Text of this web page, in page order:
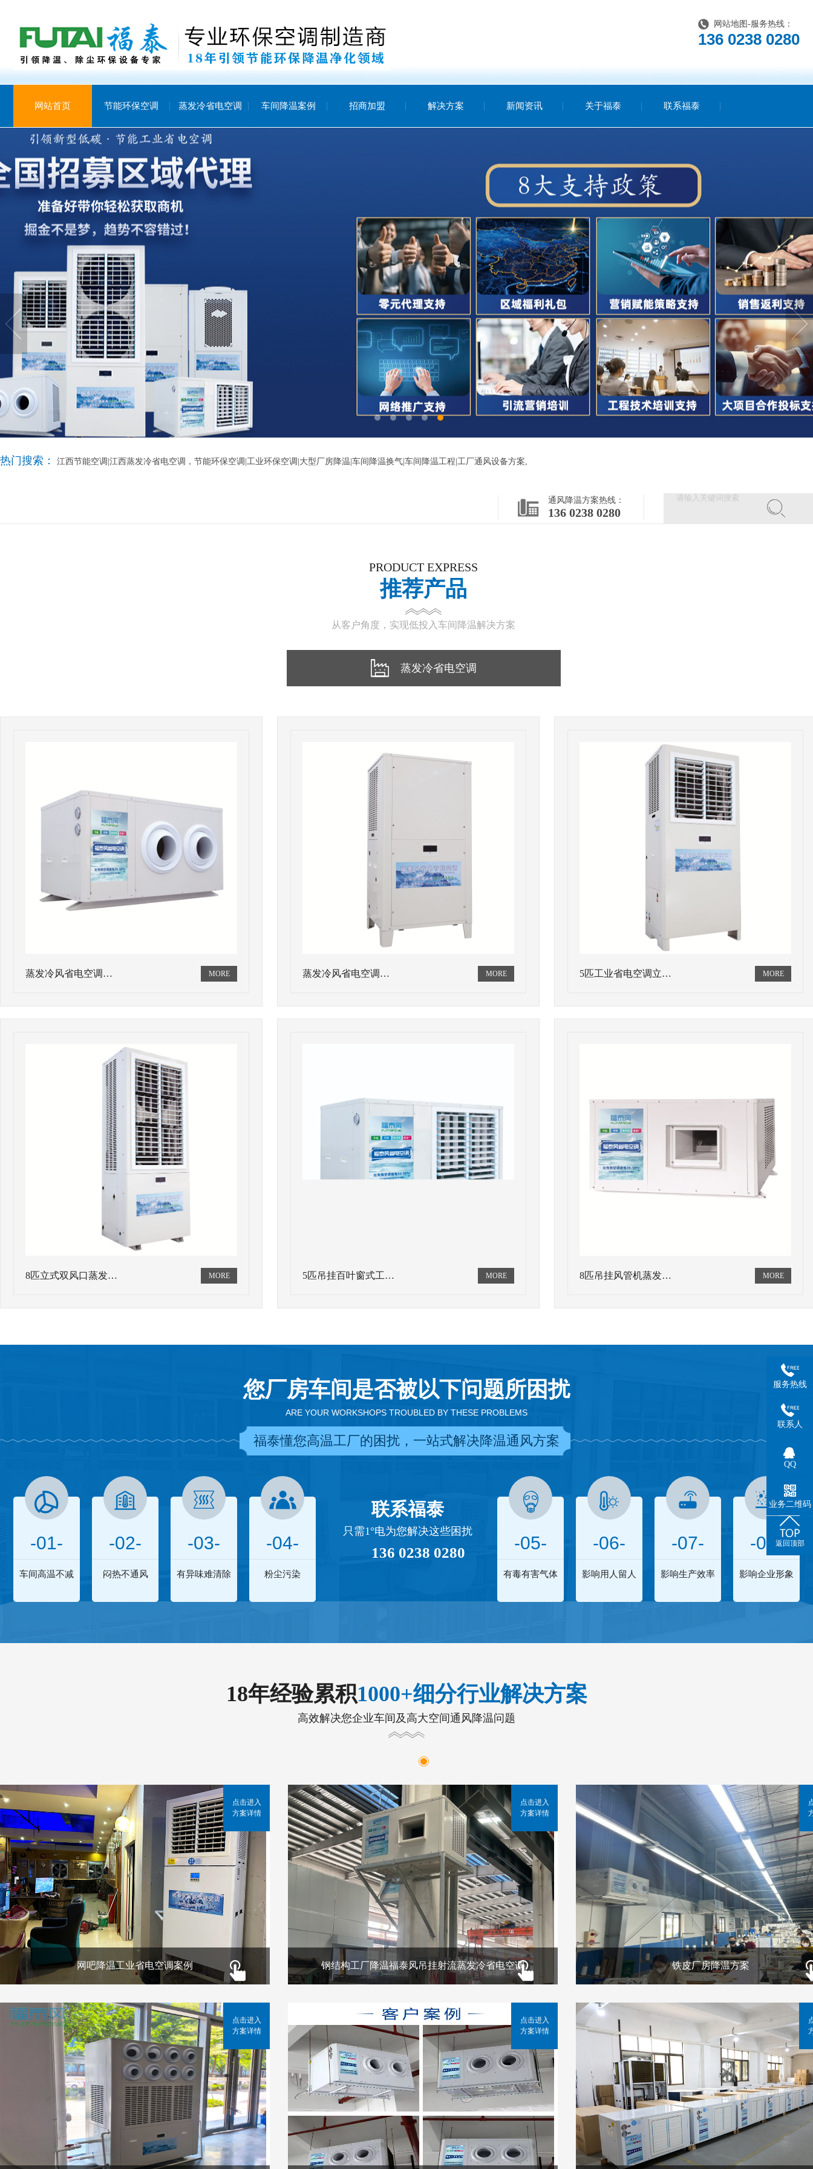
网站地图 -服务热线：
136 0238 0280
网站首页 节能环保空调 蒸发冷省电空调 车间降温案例 招商加盟 解决方案 新闻资讯 关于福泰 联系福泰
热门搜索： 江西节能空调|江西蒸发冷省电空调，节能环保空调|工业环保空调|大型厂房降温|车间降温换气|车间降温工程|工厂通风设备方案,
通风降温方案热线：
136 0238 0280
PRODUCT EXPRESS
推荐产品
从客户角度，实现低投入车间降温解决方案
蒸发冷省电空调
蒸发冷风省电空调… 蒸发冷风省电空调… 5匹工业省电空调立…
8匹立式双风口蒸发… 5匹吊挂百叶窗式工… 8匹吊挂风管机蒸发…
您厂房车间是否被以下问题所困扰
ARE YOUR WORKSHOPS TROUBLED BY THESE PROBLEMS
福泰懂您高温工厂的困扰，一站式解决降温通风方案
-01-
车间高温不减
-02-
闷热不通风
-03-
有异味难清除
-04-
粉尘污染
联系福泰
只需1°电为您解决这些困扰
136 0238 0280 -05-
有毒有害气体
-06-
影响用人留人
-07-
影响生产效率
-08-
影响企业形象
18年经验累积1000+细分行业解决方案
高效解决您企业车间及高大空间通风降温问题
网吧降温工业省电空调案例
点击进入
方案详情
钢结构工厂降温福泰风吊挂射流蒸发冷省电空调
点击进入
方案详情
铁皮厂房降温方案
点击进入
方案详情
点击进入
方案详情
服务热线
联系人
QQ
业务二维码
返回顶部